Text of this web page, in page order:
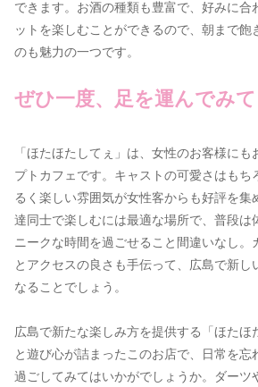
できます。お酒の種類も豊富で、好みに合
ットを楽しむことができるので、朝まで飽
のも魅力の一つです。
ぜひ一度、足を運んでみて
「ほたほたしてぇ」は、女性のお客様に
プトカフェです。キャストの可愛さはもち
るく楽しい雰囲気が女性客からも好評を集
達同士で楽しむには最適な場所で、普段は
ニークな時間を過ごせること間違いなし。
とアクセスの良さも手伝って、広島で新し
なることでしょう。
広島で新たな楽しみ方を提供する「ほたほ
と遊び心が詰まったこのお店で、日常を忘
過ごしてみてはいかがでしょうか。ダーツ